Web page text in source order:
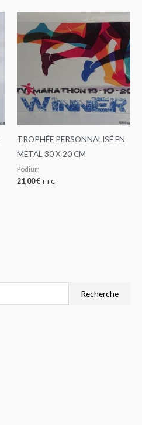
Recherche
TROPHÉE PERSONNALISÉ EN
MÉTAL 30 X 20 CM
Podium
21,00€ TTC